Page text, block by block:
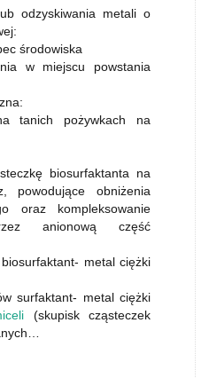
odzyskiwania metali o
środowiska
w miejscu powstania
tanich pożywkach na
biosurfaktanta na
powodujące obniżenia
oraz kompleksowanie
anionową część
metal ciężki
surfaktant- metal ciężki
(skupisk cząsteczek